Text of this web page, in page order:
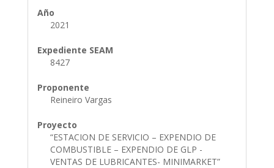
Año
2021
Expediente SEAM
8427
Proponente
Reineiro Vargas
Proyecto
“ESTACION DE SERVICIO – EXPENDIO DE
COMBUSTIBLE – EXPENDIO DE GLP -
VENTAS DE LUBRICANTES- MINIMARKET”